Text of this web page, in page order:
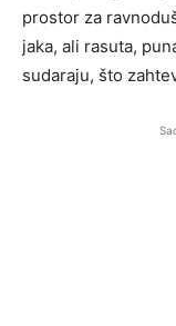
prostor za
jaka, ali rasuta,
sudaraju, što